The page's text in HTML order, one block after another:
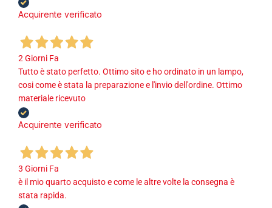
Acquirente verificato
2 Giorni Fa
Tutto è stato perfetto. Ottimo sito e ho ordinato in un lampo,
cosi come è stata la preparazione e l'invio dell'ordine. Ottimo
materiale ricevuto
Acquirente verificato
3 Giorni Fa
è il mio quarto acquisto e come le altre volte la consegna è
stata rapida.